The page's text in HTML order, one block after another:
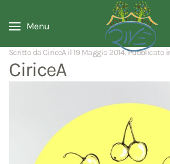
Menu
Scritto da CiriceA il 19 Maggio 2014. Pubblicato
CiriceA